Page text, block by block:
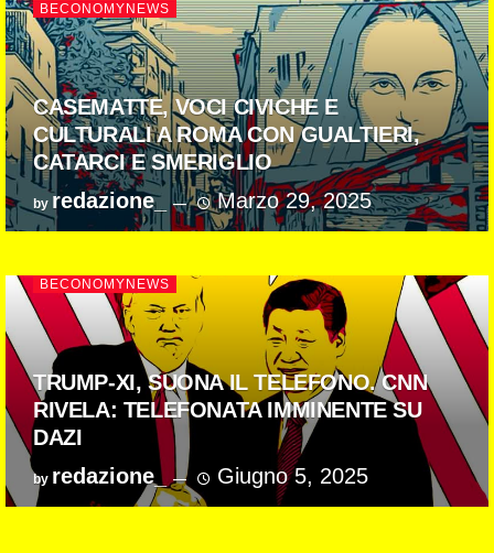
BECONOMYNEWS
CASEMATTE, VOCI CIVICHE E
CULTURALI A ROMA CON GUALTIERI,
CATARCI E SMERIGLIO
by redazione_ Marzo 29, 2025
BECONOMYNEWS
TRUMP-XI, SUONA IL TELEFONO. CNN
RIVELA: TELEFONATA IMMINENTE SU
DAZI
by redazione_ Giugno 5, 2025